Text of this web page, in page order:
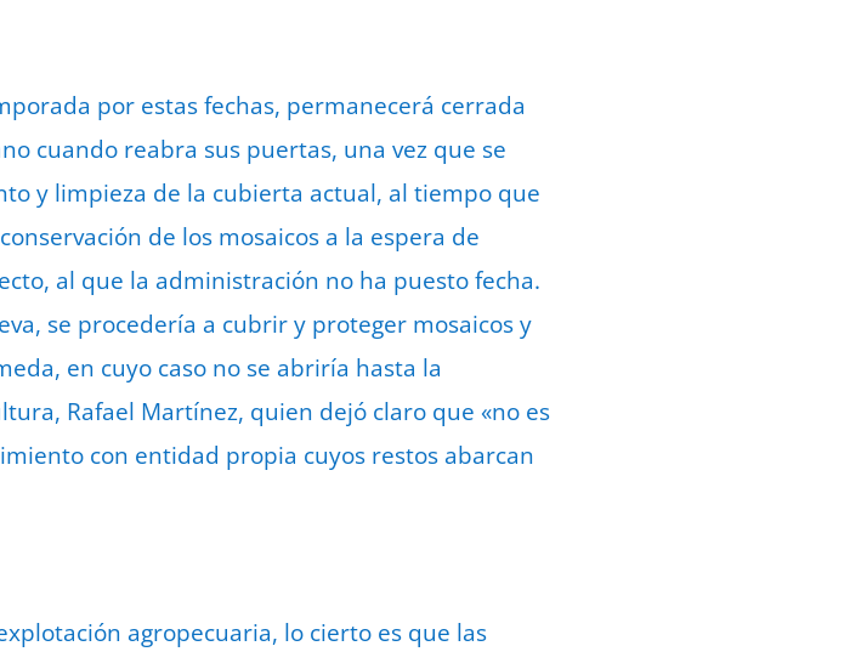
por estas fechas, permanecerá cerrada
cuando reabra sus puertas, una vez que se
y limpieza de la cubierta actual, al tiempo que
de los mosaicos a la espera de
al que la administración no ha puesto fecha.
se procedería a cubrir y proteger mosaicos y
en cuyo caso no se abriría hasta la
Rafael Martínez, quien dejó claro que «no es
con entidad propia cuyos restos abarcan
agropecuaria, lo cierto es que las